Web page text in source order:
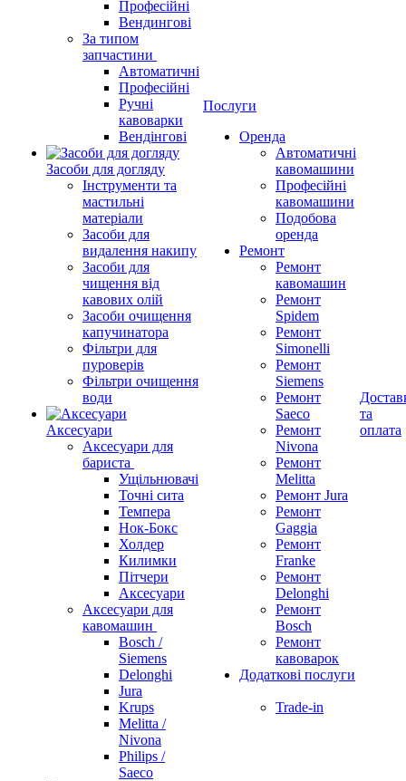
Професійні
Вендингові
За типом
запчастини
Автоматичні
Професійні
Ручні
кавоварки
Вендінгові
Засоби для догляду
Інструменти та
мастильні
матеріали
Засоби для
видалення накипу
Засоби для
чищення від
кавових олій
Засоби очищення
капучинатора
Фільтри для
пуроверів
Фільтри очищення
води
Аксесуари
Аксесуари для
бариста
Ущільнювачі
Точні сита
Темпера
Нок-Бокс
Холдер
Килимки
Пітчери
Аксесуари
Аксесуари для
кавомашин
Bosch /
Siemens
Delonghi
Jura
Krups
Melitta /
Nivona
Philips /
Saeco
Послуги
Оренда
Автоматичні
кавомашини
Професійні
кавомашини
Подобова
оренда
Ремонт
Ремонт
кавомашин
Ремонт
Spidem
Ремонт
Simonelli
Ремонт
Siemens
Ремонт
Saeco
Ремонт
Nivona
Ремонт
Melitta
Ремонт Jura
Ремонт
Gaggia
Ремонт
Franke
Ремонт
Delonghi
Ремонт
Bosch
Ремонт
кавоварок
Додаткові послуги
Trade-in
та
оплата